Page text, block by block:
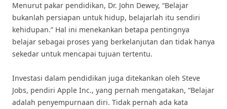
Menurut pakar pendidikan, Dr. John Dewey, “Belajar
bukanlah persiapan untuk hidup, belajarlah itu sendiri
kehidupan.” Hal ini menekankan betapa pentingnya
belajar sebagai proses yang berkelanjutan dan tidak hanya
sekedar untuk mencapai tujuan tertentu.
Investasi dalam pendidikan juga ditekankan oleh Steve
Jobs, pendiri Apple Inc., yang pernah mengatakan, “Belajar
adalah penyempurnaan diri. Tidak pernah ada kata